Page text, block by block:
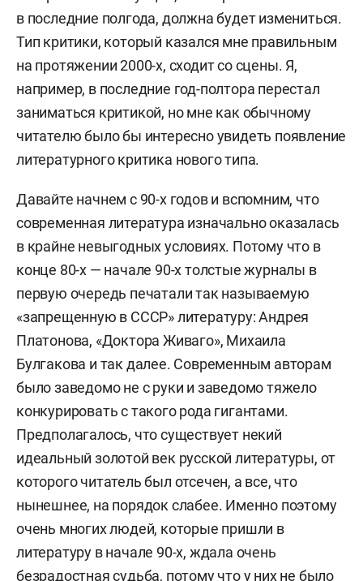
в последние полгода, должна будет измениться.
Тип критики, который казался мне правильным
на протяжении 2000-х, сходит со сцены. Я,
например, в последние год-полтора перестал
заниматься критикой, но мне как обычному
читателю было бы интересно увидеть появление
литературного критика нового типа.
Давайте начнем с 90-х годов и вспомним, что
современная литература изначально оказалась
в крайне невыгодных условиях. Потому что в
конце 80-х — начале 90-х толстые журналы в
первую очередь печатали так называемую
«запрещенную в СССР» литературу: Андрея
Платонова, «Доктора Живаго», Михаила
Булгакова и так далее. Современным авторам
было заведомо не с руки и заведомо тяжело
конкурировать с такого рода гигантами.
Предполагалось, что существует некий
идеальный золотой век русской литературы, от
которого читатель был отсечен, а все, что
нынешнее, на порядок слабее. Именно поэтому
очень многих людей, которые пришли в
литературу в начале 90-х, ждала очень
безрадостная судьба, потому что у них не было